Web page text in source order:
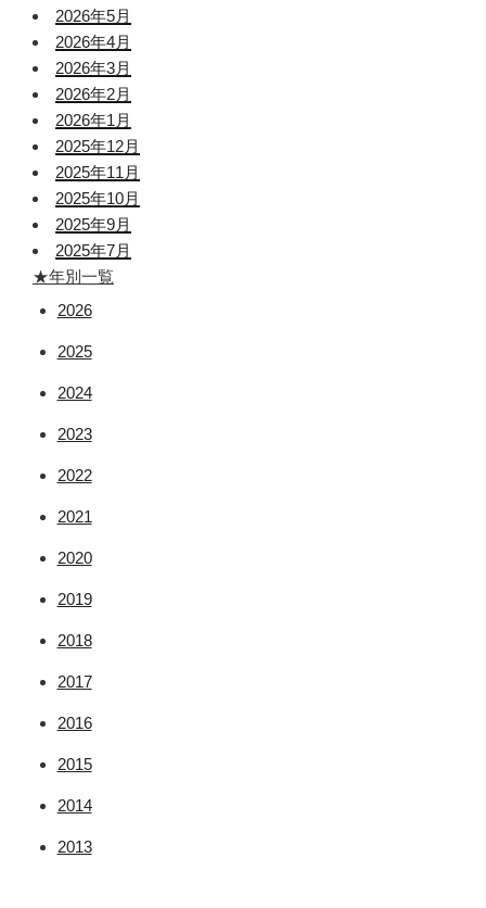
2026年5月
2026年4月
2026年3月
2026年2月
2026年1月
2025年12月
2025年11月
2025年10月
2025年9月
2025年7月
★年別一覧
2026
2025
2024
2023
2022
2021
2020
2019
2018
2017
2016
2015
2014
2013